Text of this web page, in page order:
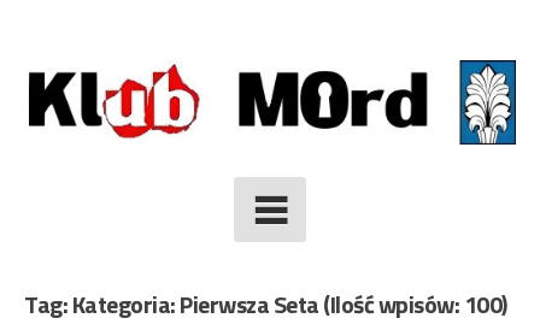
to
content
Tag: Kategoria: Pierwsza Seta(Ilość wpisów: 100)